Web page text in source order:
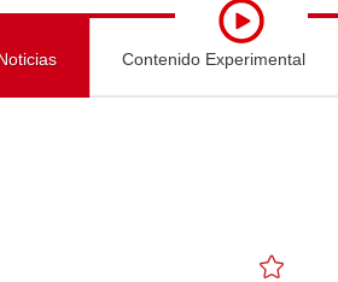
Contenido Experimental